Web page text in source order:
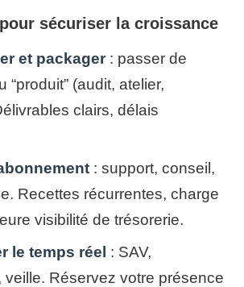
sécuriser la croissance
et packager: passer de
“produit” (audit, atelier,
clairs, délais
: support, conseil,
Recettes récurrentes, charge
visibilité de trésorerie.
le temps réel : SAV,
veille. Réservez votre présence